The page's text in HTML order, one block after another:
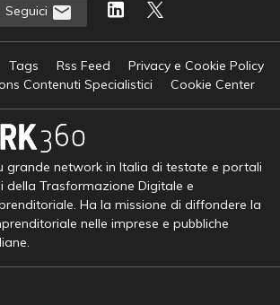
Seguici
Tags Rss Feed
Privacy e Cookie Policy
Contenuti Specialistici
Cookie Center
grande network in Italia di testate e portali
della Trasformazione Digitale e
Ha la missione di diffondere la
nelle imprese e pubbliche